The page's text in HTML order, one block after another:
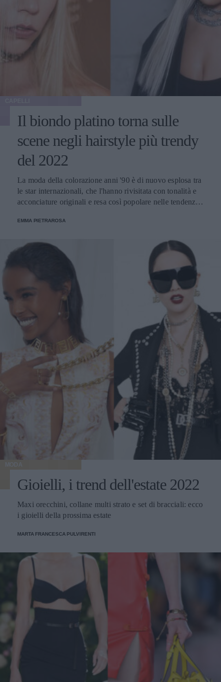
Il biondo platino torna sulle
scene negli hairstyle più trendy
del 2022
La moda della colorazione anni '90 è di nuovo esplosa tra
le star internazionali, che l'hanno rivisitata con tonalità e
acconciature originali e resa così popolare nelle tendenze
EMMA PIETRAROSA
MODA
Gioielli, i trend dell'estate 2022
Maxi orecchini, collane multi strato e set di bracciali: ecco
i gioielli della prossima estate
MARTA FRANCESCA PULVIRENTI